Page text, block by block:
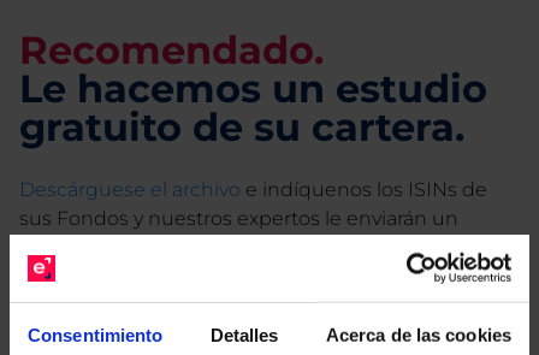
Consentimiento Detalles Acerca de las cookies
Recomendado.
Le hacemos un estudio
gratuito de su cartera.
Descárguese el archivo e indíquenos los ISINs de
sus Fondos y nuestros expertos le enviarán un
estudio gratuito de sus alternativas de Clases
Limpias con las que podrá ahorrar en sus costes.